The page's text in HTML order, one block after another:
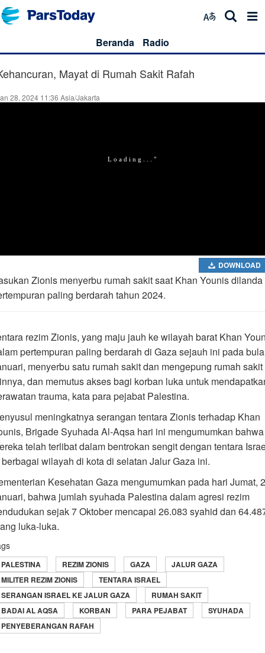
Beranda Radio
Mayat di Rumah Sakit Rafah
28, 2024 11:36 Asia/Jakarta
DOWNLOAD
Zionis menyerbu rumah sakit saat Khan Younis dilanda
paling berdarah tahun 2024.
rezim Zionis, yang maju jauh ke wilayah barat Khan
pertempuran paling berdarah di Gaza sejauh ini pada
menyerbu satu rumah sakit dan mengepung rumah sakit
dan memutus akses bagi korban luka untuk
trauma, kata para pejabat Palestina.
meningkatnya serangan tentara Zionis terhadap Khan
Brigade Syuhada Al-Aqsa hari ini mengumumkan bahwa
telah terlibat dalam bentrokan sengit dengan tentara
wilayah di kota di selatan Jalur Gaza ini.
Kesehatan Gaza mengumumkan pada hari Jumat,
bahwa jumlah syuhada Palestina dalam agresi rezim
sejak 7 Oktober mencapai 26.083 syahid dan
luka-luka.
PALESTINA REZIM ZIONIS GAZA
JALUR GAZA
MILITER REZIM ZIONIS
TENTARA ISRAEL
SERANGAN ISRAEL KE JALUR GAZA
RUMAH SAKIT
BADAI AL AQSA
KORBAN PARA PEJABAT
SYUHADA
PENYEBERANGAN RAFAH